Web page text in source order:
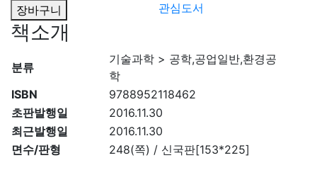
장바구니
관심도서
책소개
분류
기술과학 > 공학,공업일반,환경공
학
ISBN
9788952118462
초판발행일
2016.11.30
최근발행일
2016.11.30
면수/판형
248(쪽) / 신국판[153*225]